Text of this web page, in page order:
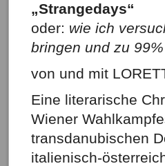
„Strangedays“
oder: wie ich
bringen und zu
von und mit
Eine literarische
Wiener
transdanubischen
italienisch-